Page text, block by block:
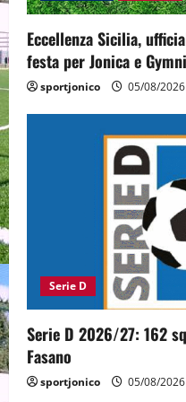
Eccellenza Sicilia,
festa per Jonica e
sportjonico 05/08/2026
Serie D
Serie D 2026/27: 162
Fasano
sportjonico 05/08/2026